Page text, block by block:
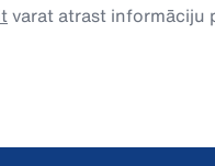
varat atrast informāciju